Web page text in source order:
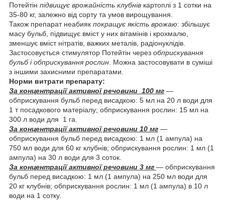
Потейтін підвищує врожайність клубнів картоплі з 1 сотки на
35-80 кг, залежно від сорту та умов вирощування.
Також препарат неабияк покращує якість врожаю: збільшує
масу бульб, підвищує вміст у них вітамінів і крохмалю,
зменшує вміст нітратів, важких металів, радіонуклідів.
Застосовується стимулятор Потейтін через обприскування
бульб і обприскування рослин . Можна застосовувати в суміші
з іншими захисними препаратами.
Норми витрати препарату:
За концентрації активної речовини 100 мг ―
обприскування бульб перед висадкою: 5 мл на 20 л води для
1 т посадкового матеріалу; обприскування рослин: 15 мл на
300 л води для 1 га.
За концентрації активної речовини 10 мг ―
обприскування бульб перед висадкою: 1 мл (1 ампула) на
750 мл води для 60 кг клубнів; обприскування рослин: 1 мл (1
ампула) на 30 л води для 3 соток.
За концентрації активної речовини 3 мг ― обприскування
бульб перед висадкою: 1 мл (1 ампула) на 250 мл води для
20 кг клубнів; обприскування рослин: 1 мл (1 ампула) в 10 л
води на 1 сотку.